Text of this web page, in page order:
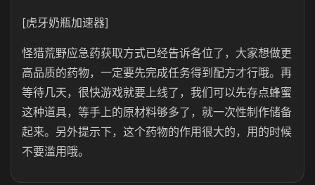
[虎牙奶瓶加速器]
怪猎荒野应急药获取方式已经告诉各位了，大家想做更
高品质的药物，一定要先完成任务得到配方才行哦。再
等待几天，很快游戏就要上线了，我们可以先存点蜂蜜
这种道具，等手上的原材料够多了，就一次性制作储备
起来。另外提示下，这个药物的作用很大的，用的时候
不要滥用哦。